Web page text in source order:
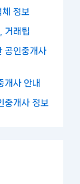
정보
거래팁
공인중개사
개사 안내
중개사 정보